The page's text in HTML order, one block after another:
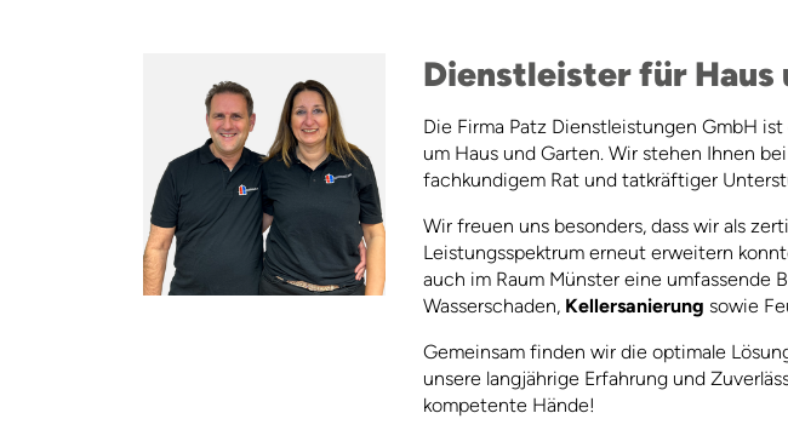
Dienstleister für Haus
Die Firma Patz Dienstleistungen GmbH
um Haus und Garten. Wir stehen Ihnen
fachkundigem Rat und tatkräftiger
Wir freuen uns besonders, dass wir als
Leistungsspektrum erneut erweitern
auch im Raum Münster eine umfassende
Wasserschaden, Kellersanierung sowie
Gemeinsam finden wir die optimale
unsere langjährige Erfahrung und
kompetente Hände!